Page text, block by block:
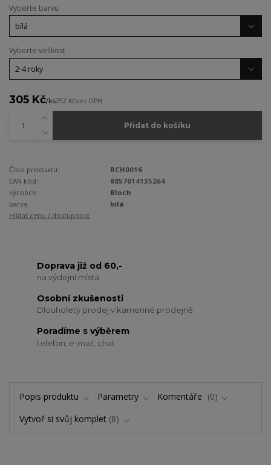
Vyberte barvu
Vyberte velikost
305 Kč/ks252 Kčbez DPH
Přidat do košíku
Číslo produktu:
BCH0016
EAN kód:
8857014135264
výrobce:
Bloch
barva:
bílá
Hlídat cenu / dostupnost
Doprava již od 60,-
na výdejní místa
Osobní zkušenosti
Dlouholetý prodej v kamenné prodejně
Poradíme s výběrem
telefon, e-mail, chat
Popis produktu Parametry Komentáře
0
Vytvoř si svůj komplet 8